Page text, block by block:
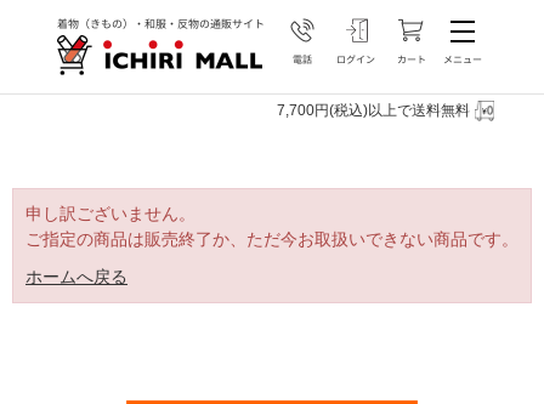
7,700円(税込)以上で送料無料
申し訳ございません。
ご指定の商品は販売終了か、ただ今お取扱いできない商品です。
ホームへ戻る